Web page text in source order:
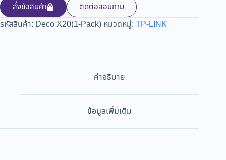
สั่งซ้อสินค้า ติดต่อสอบถาม
รหัสสินค้า: Deco X20(1-Pack) หมวดหมู่: TP-LINK
คำอธิบาย
ข้อมูลเพิ่มเติม